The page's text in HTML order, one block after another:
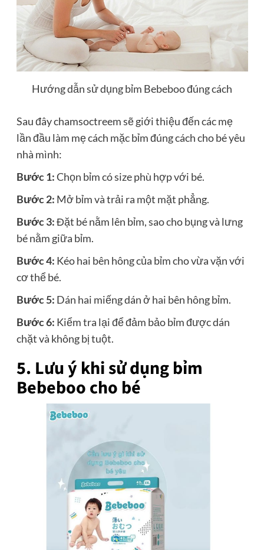
Hướng dẫn sử dụng bỉm Bebeboo đúng cách
Sau đây chamsoctreem sẽ giới thiệu đến các mẹ
lần đầu làm mẹ cách mặc bỉm đúng cách cho bé yêu
nhà mình:
Bước 1:Chọn bỉm có size phù hợp với bé.
Bước 2: Mở bỉm và trải ra một mặt phẳng.
Bước 3:Đặt bé nằm lên bỉm, sao cho bụng và lưng
bé nằm giữa bỉm.
Bước 4: Kéo hai bên hông của bỉm cho vừa vặn với
cơ thể bé.
Bước 5: Dán hai miếng dán ở hai bên hông bỉm.
Bước 6: Kiểm tra lại để đảm bảo bỉm được dán
chặt và không bị tuột.
5. Lưu ý khi sử dụng bỉm
Bebeboo cho bé